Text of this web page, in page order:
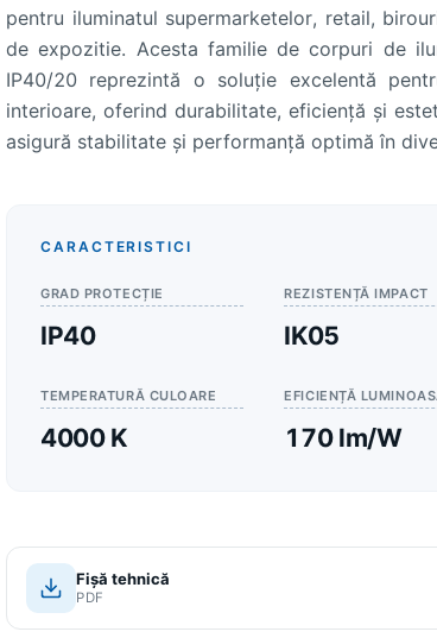
pentru iluminatul supermarketelor, retail,
de expozitie. Acesta familie de corpuri de
IP40/20 reprezintă o soluție excelentă
interioare, oferind durabilitate, eficiență și
asigură stabilitate și performanță optimă în
CARACTERISTICI
GRAD PROTECȚIE
IP40
REZISTENȚĂ IMPACT
IK05
TEMPERATURĂ CULOARE
4000 K
EFICIENȚĂ
170 lm/W
Fișă tehnică
PDF